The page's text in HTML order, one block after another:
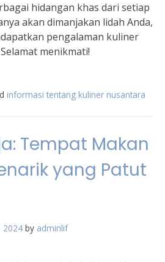
hidangan khas dari setiap
akan dimanjakan lidah Anda,
pengalaman kuliner
menikmati!
informasi tentang kuliner nusantara
Tempat Makan
yang Patut
2024 by adminlif